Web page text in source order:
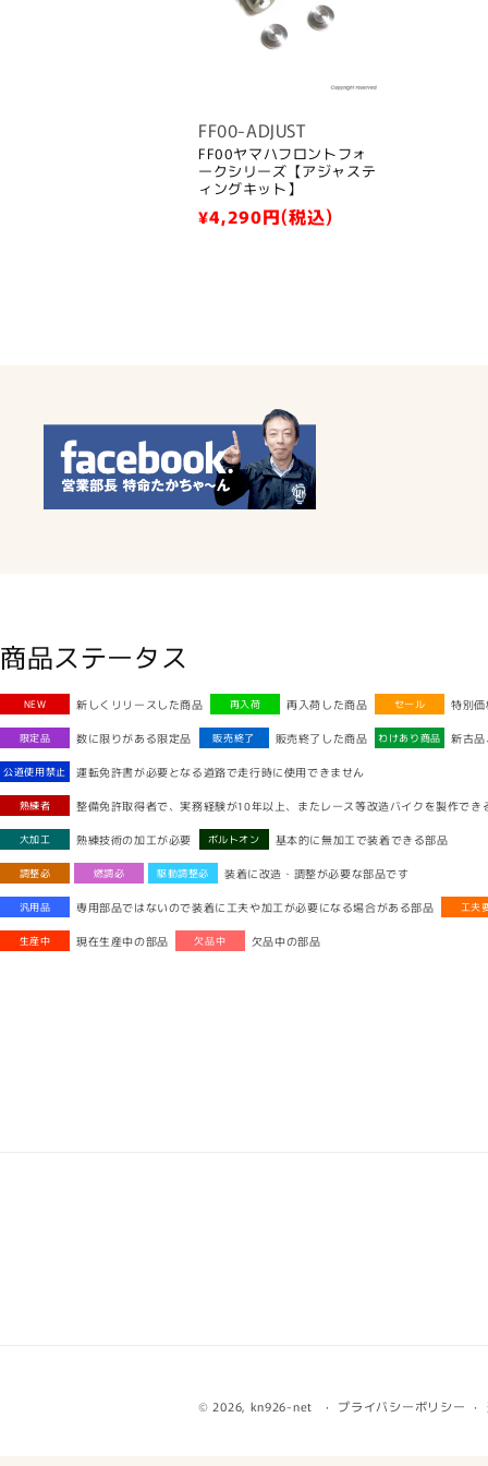
FF00-ADJUST
FF00ヤマハフロントフォ
ークシリーズ【アジャステ
ィングキット】
通
¥4,290円(税込)
商品ステータス
NEW 新しくリリースした商品 再入荷 再入荷した商品 セール 特別
限定品 数に限りがある限定品 販売終了 販売終了した商品 わけあり商品 新古
公道使用禁止 運転免許書が必要となる道路で走行時に使用できません
熟練者 整備免許取得者で、実務経験が10年以上、またレース等改造バイクを製作でき
大加工 熟練技術の加工が必要 ボルトオン 基本的に無加工で装着できる部品
調整必 燃調必 駆動調整必 装着に改造・調整が必要な部品です
汎用品 専用部品ではないので装着に工夫や加工が必要になる場合がある部品 工夫
生産中 現在生産中の部品 欠品中 欠品中の部品
© 2026, kn926-net プライバシーポリシー